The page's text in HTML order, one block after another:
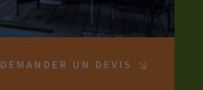
DEMANDER UN DEVIS